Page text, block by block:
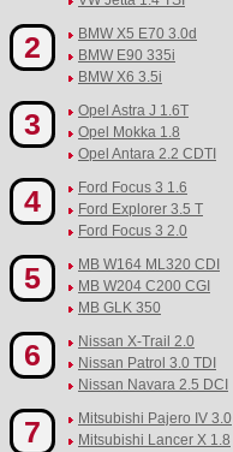
2
BMW X5 E70 3.0d
BMW E90 335i
BMW X6 3.5i
3
Opel Astra J 1.6T
Opel Mokka 1.8
Opel Antara 2.2 CDTI
4
Ford Focus 3 1.6
Ford Explorer 3.5 T
Ford Focus 3 2.0
5
MB W164 ML320 CDI
MB W204 C200 CGI
MB GLK 350
6
Nissan X-Trail 2.0
Nissan Patrol 3.0 TDI
Nissan Navara 2.5 DCI
7
Mitsubishi Pajero IV 3.0
Mitsubishi Lancer X 1.8